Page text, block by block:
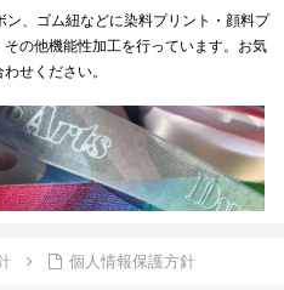
、ゴム紐などに染料プリント・顔料プ
の他機能性加工を行っています。お気
せください。
個人情報保護方針